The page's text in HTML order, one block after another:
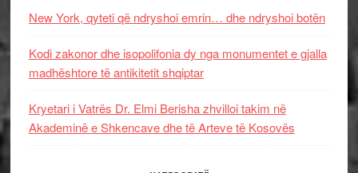
New York, qyteti që ndryshoi emrin… dhe ndryshoi botën
Kodi zakonor dhe isopolifonia dy nga monumentet e gjalla
madhështore të antikitetit shqiptar
Kryetari i Vatrës Dr. Elmi Berisha zhvilloi takim në
Akademinë e Shkencave dhe të Arteve të Kosovës